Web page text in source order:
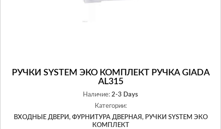
РУЧКИ SYSTEM ЭКО КОМПЛЕКТ РУЧКА GIADA
AL315
Наличие: 2-3 Days
Категории:
ВХОДНЫЕ ДВЕРИ, ФУРНИТУРА ДВЕРНАЯ, РУЧКИ SYSTEM ЭКО
КОМПЛЕКТ